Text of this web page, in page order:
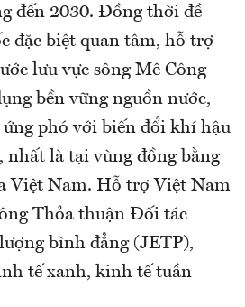
đến 2030. Đồng thời đề
đặc biệt quan tâm, hỗ trợ
lưu vực sông Mê Công
bền vững nguồn nước,
ứng phó với biến đổi khí hậu
nhất là tại vùng đồng bằng
Việt Nam. Hỗ trợ Việt Nam
Thỏa thuận Đối tác
bình đẳng (JETP),
tế xanh, kinh tế tuần